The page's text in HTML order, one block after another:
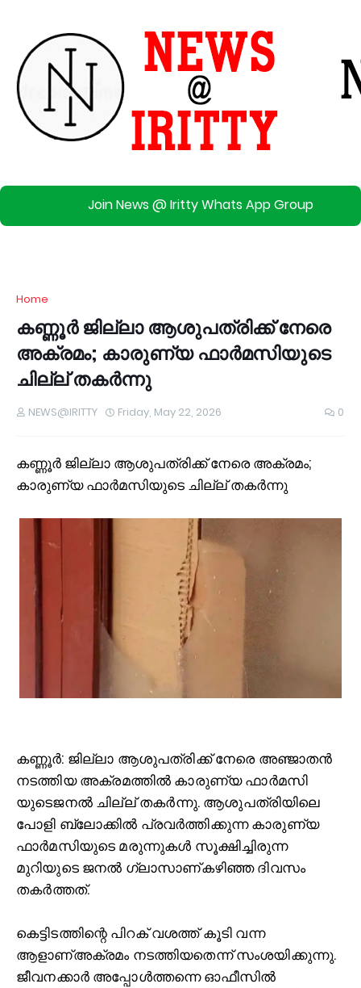
Join News @ Iritty Whats App Group
Home
കണ്ണൂര്‍ ജില്ലാ ആശുപത്രിക്ക് നേരെ
അക്രമം; കാരുണ്യ ഫാര്‍മസിയുടെ
ചില്ല് തകര്‍ന്നു
NEWS@IRITTY Friday, May 22, 2026 0
കണ്ണൂര്‍ ജില്ലാ ആശുപത്രിക്ക് നേരെ അക്രമം;
കാരുണ്യ ഫാര്‍മസിയുടെ ചില്ല് തകര്‍ന്നു
കണ്ണൂർ: ജില്ലാ ആശുപത്രിക്ക് നേരെ അഞ്ജാതൻ
നടത്തിയ അക്രമത്തില്‍ കാരുണ്യ ഫാർമസി
യുടെജനല്‍ ചില്ല് തകർന്നു. ആശുപത്രിയിലെ
പോളി ബ്ലോക്കില്‍ പ്രവർത്തിക്കുന്ന കാരുണ്യ
ഫാർമസിയുടെ മരുന്നുകള്‍ സൂക്ഷിച്ചിരുന്ന
മുറിയുടെ ജനല്‍ ഗ്ലാസാണ്കഴിഞ്ഞ ദിവസം
തകർത്തത്.
കെട്ടിടത്തിന്റെ പിറക് വശത്ത് കൂടി വന്ന
ആളാണ്‌അക്രമം നടത്തിയതെന്ന് സംശയിക്കുന്നു.
ജീവനക്കാർ അപ്പോള്‍ത്തന്നെ ഓഫീസില്‍